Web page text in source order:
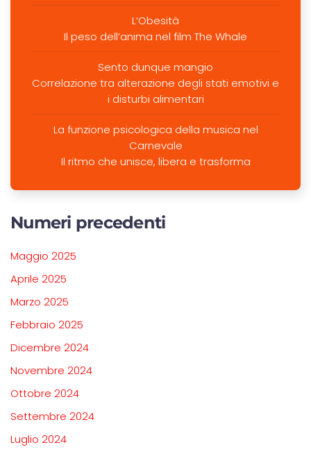
L’Obesità
Il peso dell’anima nel film The Whale
Sento dunque mangio
Correlazione tra alterazione degli stati emotivi e
i disturbi alimentari
La funzione psicologica della musica nel
Carnevale
Il ritmo che unisce, libera e trasforma
Numeri precedenti
Maggio 2025
Aprile 2025
Marzo 2025
Febbraio 2025
Dicembre 2024
Novembre 2024
Ottobre 2024
Settembre 2024
Luglio 2024